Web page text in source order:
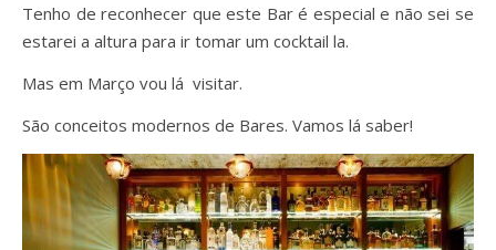
Tenho de reconhecer que este Bar é especial e não sei se
estarei a altura para ir tomar um cocktail la.
Mas em Março vou lá visitar.
São conceitos modernos de Bares. Vamos lá saber!